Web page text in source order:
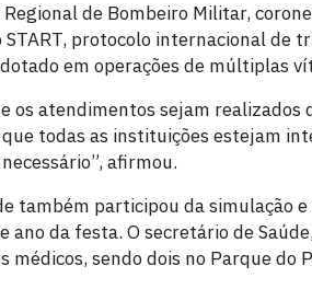
de Bombeiro Militar,
protocolo internacional de
em operações de múltiplas
os atendimentos sejam realizados
todas as instituições estejam
afirmou.
também participou da simulação
ano da festa. O secretário de
sendo dois no Parque do